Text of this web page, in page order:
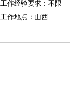
工作经验要求：不限
工作地点：山西